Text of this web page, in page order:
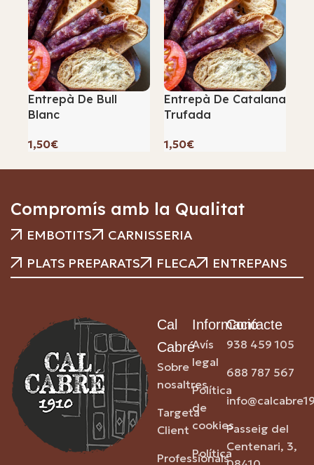
Entrepà De Bull
Blanc
€
Entrepà De Catalana
Trufada
€
Compromís amb la Qualitat
EMBOTITS
CARNISSERIA
PLATS PREPARATS
FLECA ENTREPANS
Cal
Cabré
Sobre
nosaltres
Targeta
Client
Professionals
Informació
Avís
legal
Política
de
cookies
Política
Contacte
938 459 105
688 787 567
Passeig del
Centenari, 3,